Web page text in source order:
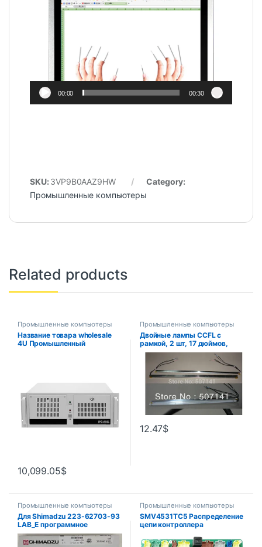
00:00 00:30
SKU: 3VP9B0AAZ9HW
Category:
Промышленные компьютеры
Related products
Промышленные компьютеры
Название товара wholesale
4U Промышленный
10,099.05$
Промышленные компьютеры
Двойные лампы CCFL с
рамкой, 2 шт, 17 дюймов,
Подсветка ЖК-дисплея с
корпусом, CCFL с крышкой,
CCFL: 355 мм X2, 4, рамка:
мм x 7 мм
12.47$
Промышленные компьютеры
Для Shimadzu 223-62703-93
LAB_E программное
обеспечение с одним GC
(лабораторное решение),
Промышленные компьютеры
SMV4531TC5 Распределение
цепи контроллера
распределения. : 452554 .01